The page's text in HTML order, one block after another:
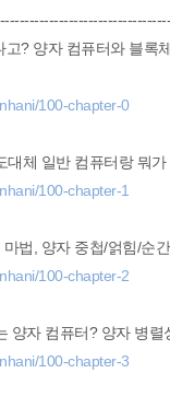
? 양자 컴퓨터와 블록
100-chapter-0
대체 일반 컴퓨터랑 뭐
100-chapter-1
법, 양자 중첩/얽힘/순
100-chapter-2
양자 컴퓨터? 양자 병
100-chapter-3